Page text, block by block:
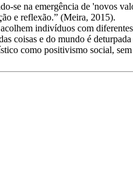
se na emergência de 'novos
e reflexão.” (Meira, 2015).
indivíduos com
coisas e do mundo é
como positivismo social,